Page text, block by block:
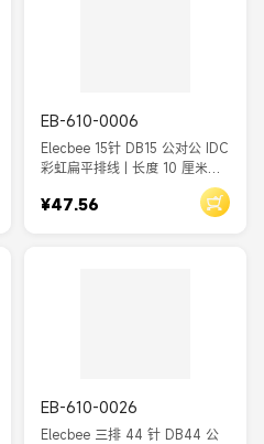
EB-610-0006
Elecbee 15针 DB15 公对公 IDC
彩虹扁平排线 | 长度 10 厘米，
¥47.56
EB-610-0026
Elecbee 三排 44 针 DB44 公